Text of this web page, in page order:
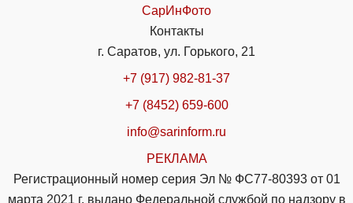
СарИнФото
Контакты
г. Саратов, ул. Горького, 21
+7 (917) 982-81-37
+7 (8452) 659-600
info@sarinform.ru
РЕКЛАМА
Регистрационный номер серия Эл № ФС77-80393 от 01
марта 2021 г. выдано Федеральной службой по надзору в